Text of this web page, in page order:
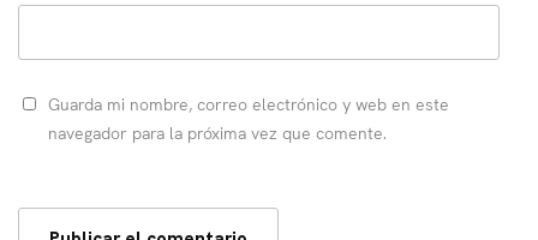
Guarda mi nombre, correo electrónico y web en este
navegador para la próxima vez que comente.